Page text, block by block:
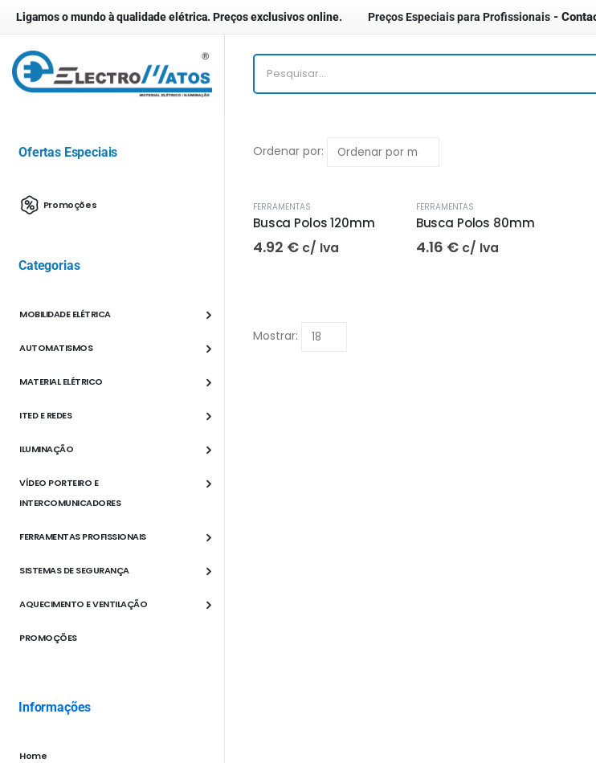
Ligamos o mundo à qualidade elétrica. Preços exclusivos online. Preços Especiais para Profissionais-
Ordenar por:
FERRAMENTAS
Busca Polos 120mm
4.92 € c/ Iva
FERRAMENTAS
Busca Polos 80mm
4.16 € c/ Iva
Mostrar:
Ofertas Especiais
Promoções
Categorias
MOBILIDADE ELÉTRICA
AUTOMATISMOS
MATERIAL ELÉTRICO
ITED E REDES
ILUMINAÇÃO
VÍDEO PORTEIRO E
INTERCOMUNICADORES
FERRAMENTAS PROFISSIONAIS
SISTEMAS DE SEGURANÇA
AQUECIMENTO E VENTILAÇÃO
PROMOÇÕES
Informações
Home